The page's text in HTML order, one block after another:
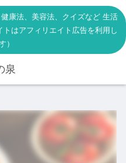
康法、美容法、クイズなど 生活
はアフィリエイト広告を利用し
）
泉